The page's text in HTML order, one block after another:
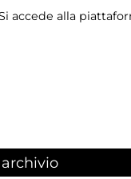
accede alla
archivio